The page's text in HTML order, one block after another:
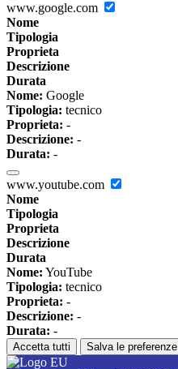
www.google.com
Nome
Tipologia
Proprieta
Descrizione
Durata
Nome: Google
Tipologia: tecnico
Proprieta: -
Descrizione: -
Durata: -
www.youtube.com
Nome
Tipologia
Proprieta
Descrizione
Durata
Nome: YouTube
Tipologia: tecnico
Proprieta: -
Descrizione: -
Durata: -
Accetta tutti Salva le preferenze